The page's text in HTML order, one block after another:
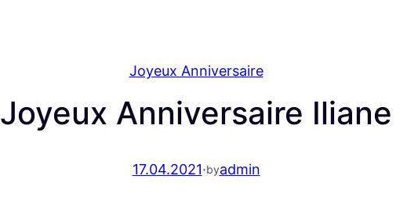
Joyeux Anniversaire
Joyeux Anniversaire Iliane
17.04.2021·byadmin